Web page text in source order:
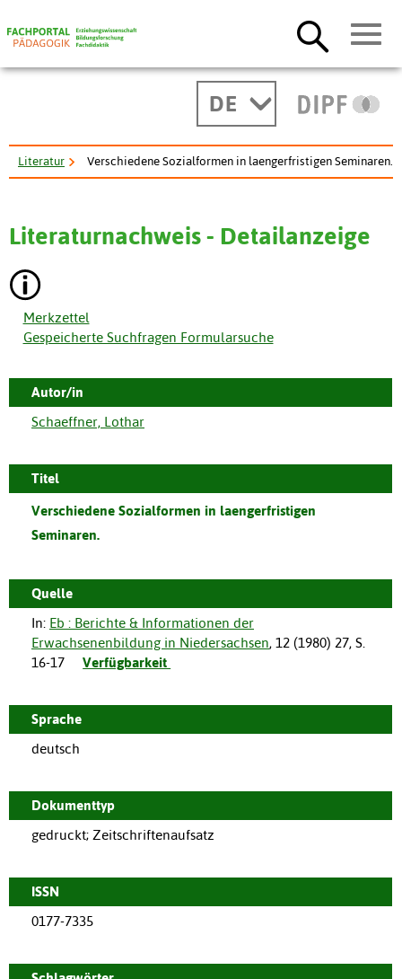
DE
Literatur Verschiedene Sozialformen in laengerfristigen Seminaren.
Literaturnachweis - Detailanzeige
Merkzettel
Gespeicherte Suchfragen Formularsuche
Autor/in
Schaeffner, Lothar
Titel
Verschiedene Sozialformen in laengerfristigen
Seminaren.
Quelle
In: Eb : Berichte & Informationen der
Erwachsenenbildung in Niedersachsen, 12 (1980) 27, S.
16-17
Verfügbarkeit
Sprache
deutsch
Dokumenttyp
gedruckt; Zeitschriftenaufsatz
ISSN
0177-7335